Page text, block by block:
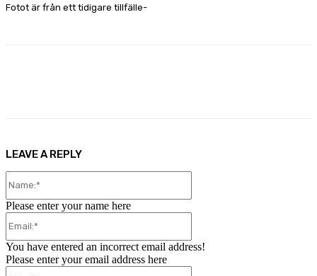
Fotot är från ett tidigare tillfälle-
LEAVE A REPLY
Please enter your name here
You have entered an incorrect email address!
Please enter your email address here